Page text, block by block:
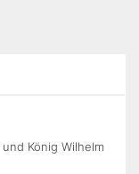
König Wilhelm